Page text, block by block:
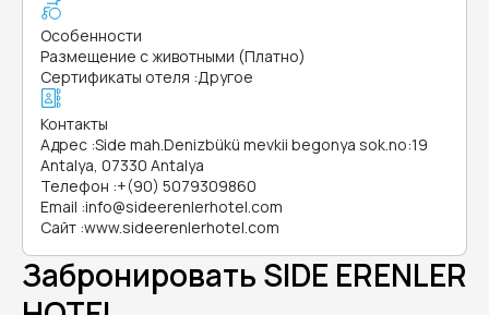
Особенности
Размещение с животными (Платно)
Сертификаты отеля :Другое
Контакты
Адрес :Side mah.Denizbükü mevkii begonya sok.no:19
Antalya, 07330 Antalya
Телефон :+(90) 5079309860
Email :info@sideerenlerhotel.com
Сайт :www.sideerenlerhotel.com
Забронировать SIDE ERENLER